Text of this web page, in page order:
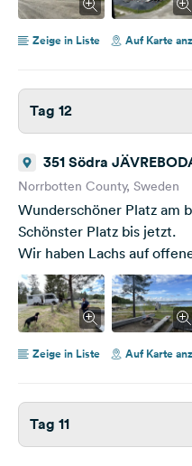
Zeige in Liste Auf Karte
Tag 12
Norrbotten County, Sweden
Wunderschöner Platz am
Schönster Platz bis jetzt.
Wir haben Lachs auf
Zeige in Liste Auf Karte
Tag 11